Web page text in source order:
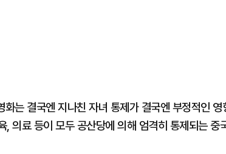
는 결국엔 지나친 자녀 통제가 결국엔 부정적인 영
의료 등이 모두 공산당에 의해 엄격히 통제되는 중